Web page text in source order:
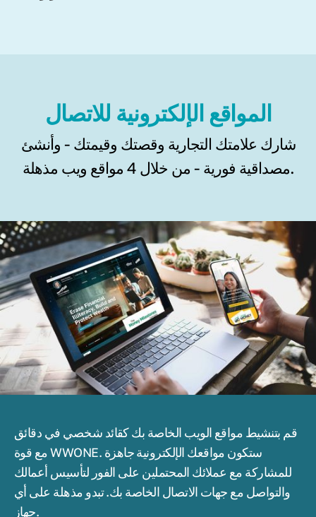
المواقع الإلكترونية للاتصال
شارك علامتك التجارية وقصتك وقيمتك - وأنشئ
مصداقية فورية - من خلال 4 مواقع ويب مذهلة.
قم بتنشيط مواقع الويب الخاصة بك كقائد شخصي في دقائق
مع قوة WWONE. ستكون مواقعك الإلكترونية جاهزة
للمشاركة مع عملائك المحتملين على الفور لتأسيس أعمالك
والتواصل مع جهات الاتصال الخاصة بك. تبدو مذهلة على أي
جهاز.